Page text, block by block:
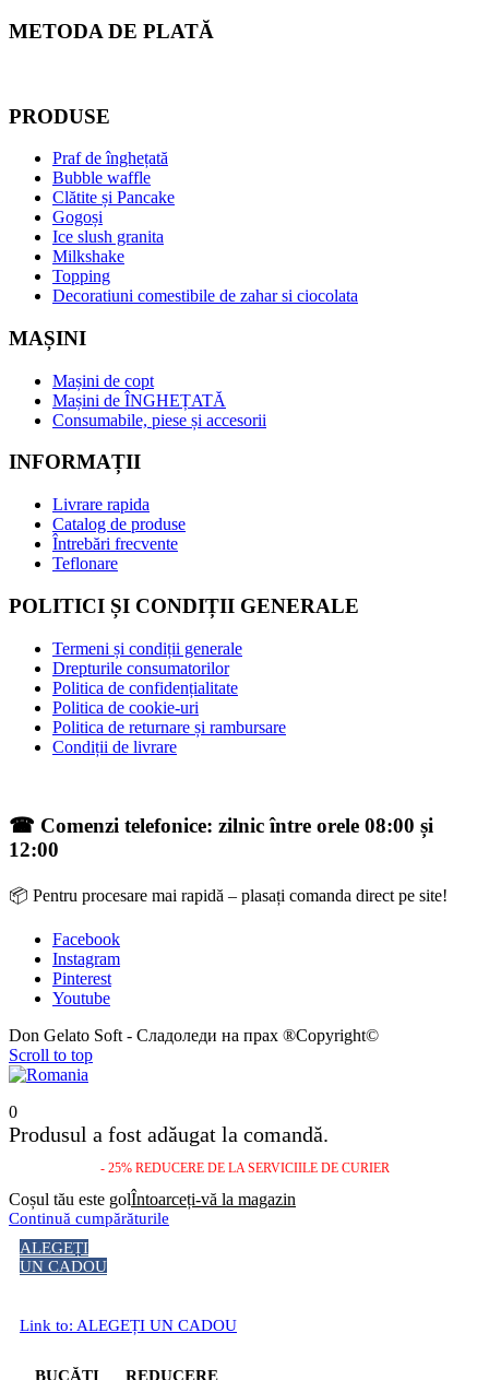
METODA DE PLATĂ
PRODUSE
Praf de înghețată
Bubble waffle
Clătite și Pancake
Gogoși
Ice slush granita
Milkshake
Topping
Decoratiuni comestibile de zahar si ciocolata
MAȘINI
Mașini de copt
Mașini de ÎNGHEȚATĂ
Consumabile, piese și accesorii
INFORMAȚII
Livrare rapida
Catalog de produse
Întrebări frecvente
Teflonare
POLITICI ȘI CONDIȚII GENERALE
Termeni și condiții generale
Drepturile consumatorilor
Politica de confidențialitate
Politica de cookie-uri
Politica de returnare și rambursare
Condiții de livrare
☎ Comenzi telefonice: zilnic între orele 08:00 și
12:00
📦 Pentru procesare mai rapidă – plasați comanda direct pe site!
Facebook
Instagram
Pinterest
Youtube
Don Gelato Soft - Сладоледи на прах ®Copyright©
Scroll to top
0
Produsul a fost adăugat la comandă.
- 25% REDUCERE DE LA SERVICIILE DE CURIER
Coșul tău este golÎntoarceți-vă la magazin
Continuă cumpărăturile
ALEGEȚI
UN CADOU
Link to: ALEGEȚI UN CADOU
BUCĂȚI REDUCERE